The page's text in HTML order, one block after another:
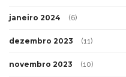
janeiro 2024 (6)
dezembro 2023 (11)
novembro 2023 (10)